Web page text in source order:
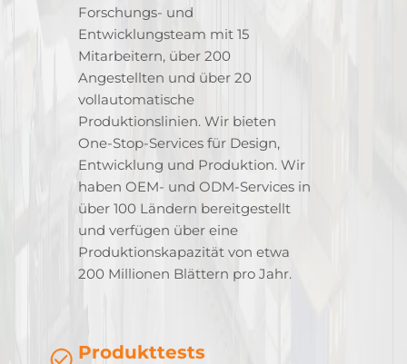
Forschungs- und
Entwicklungsteam mit 15
Mitarbeitern, über 200
Angestellten und über 20
vollautomatische
Produktionslinien. Wir bieten
One-Stop-Services für Design,
Entwicklung und Produktion. Wir
haben OEM- und ODM-Services in
über 100 Ländern bereitgestellt
und verfügen über eine
Produktionskapazität von etwa
200 Millionen Blättern pro Jahr.
Produkttests